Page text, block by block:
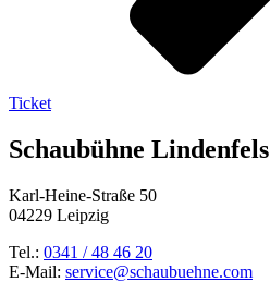
Ticket
Schaubühne Lindenfels
Karl-Heine-Straße 50
04229 Leipzig
Tel.: 0341 / 48 46 20
E-Mail: service@schaubuehne.com